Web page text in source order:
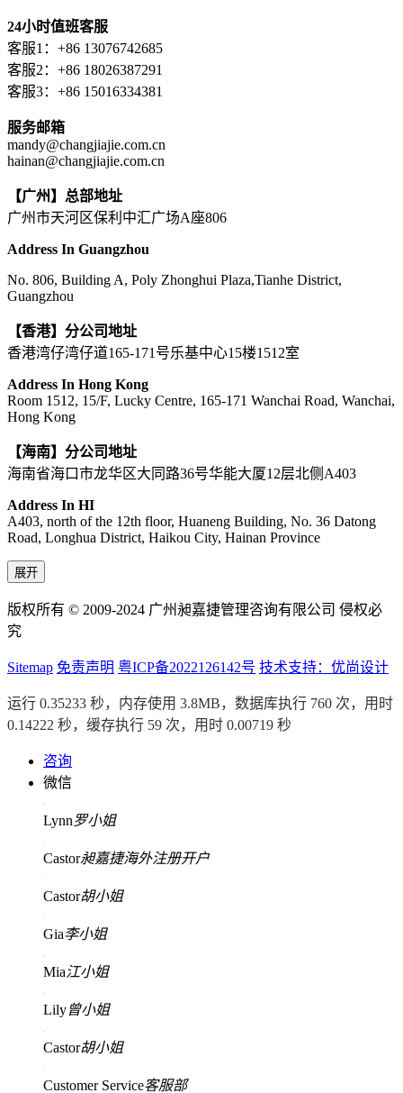
24小时值班客服
客服1：+86 13076742685
客服2：+86 18026387291
客服3：+86 15016334381
服务邮箱
mandy@changjiajie.com.cn
hainan@changjiajie.com.cn
【广州】总部地址
广州市天河区保利中汇广场A座806
Address In Guangzhou
No. 806, Building A, Poly Zhonghui Plaza,Tianhe District,
Guangzhou
【香港】分公司地址
香港湾仔湾仔道165-171号乐基中心15楼1512室
Address In Hong Kong
Room 1512, 15/F, Lucky Centre, 165-171 Wanchai Road, Wanchai,
Hong Kong
【海南】分公司地址
海南省海口市龙华区大同路36号华能大厦12层北侧A403
Address In HI
A403, north of the 12th floor, Huaneng Building, No. 36 Datong
Road, Longhua District, Haikou City, Hainan Province
展开
版权所有 © 2009-2024 广州昶嘉捷管理咨询有限公司 侵权必
究
Sitemap 免责声明 粤ICP备2022126142号 技术支持：优尚设计
运行 0.35233 秒，内存使用 3.8MB，数据库执行 760 次，用时
0.14222 秒，缓存执行 59 次，用时 0.00719 秒
咨询
微信
Lynn罗小姐
Castor昶嘉捷海外注册开户
Castor胡小姐
Gia李小姐
Mia江小姐
Lily曾小姐
Castor胡小姐
Customer Service客服部